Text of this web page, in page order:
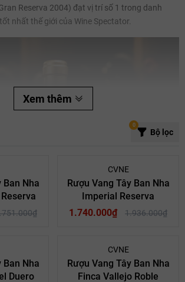
Reserva 2004) đạt vị trí số 1 trong danh
nhất thế giới của Wine Spectator.
Xem thêm
Bộ lọc
0
Ban Nha
CVNE
Rượu Vang Tây Ban Nha
Imperial Reserva
1.740.000₫
1.936.000₫
Ban Nha
Duero
CVNE
Rượu Vang Tây Ban Nha
Finca Vallejo Roble